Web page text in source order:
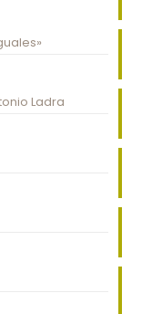
Ladra